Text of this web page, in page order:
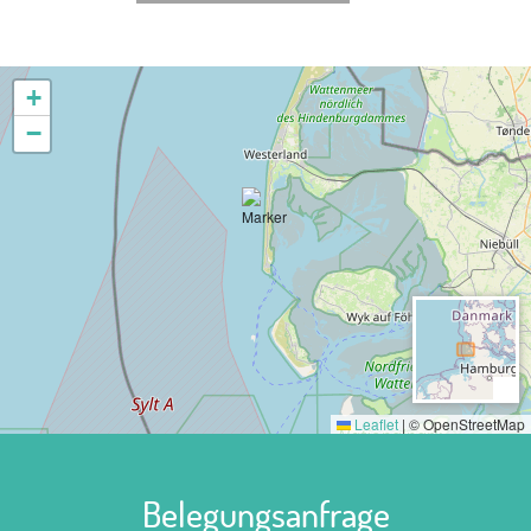
Hörnum auf Sylt
18,90 € Zelten mit Vollverpflegung
+
−
Leaflet | © OpenStreetMap
Belegungsanfrage